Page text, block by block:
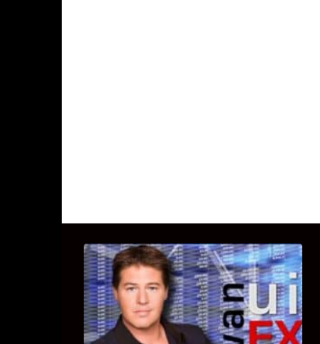
UITSTEL VAN EXECUTIE
Bekijk hier de fragmenten van de
deelname van Bricks and Stones aan
dit programma.